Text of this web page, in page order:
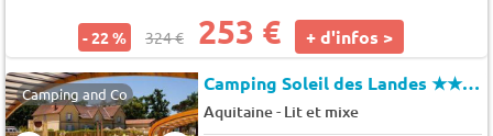
- 22 % 324 € 253 € + d'infos >
Camping and Co Camping Soleil des Landes★★★★
Aquitaine- Lit et mixe